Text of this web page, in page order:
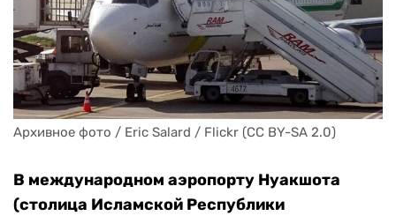
Архивное фото / Eric Salard / Flickr (CC BY-SA 2.0)
В международном аэропорту Нуакшота
(столица Исламской Республики